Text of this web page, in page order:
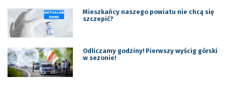
Mieszkańcy naszego powiatu nie chcą się
szczepić?
Odliczamy godziny! Pierwszy wyścig górski
w sezonie!